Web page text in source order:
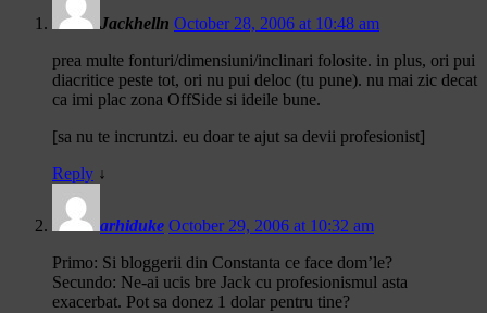
Jackhelln October 28, 2006 at 10:48 am
prea multe fonturi/dimensiuni/inclinari folosite. in plus, ori pui
diacritice peste tot, ori nu pui deloc (tu pune). nu mai zic decat
ca imi plac zona OffSide si ideile bune.
[sa nu te incruntzi. eu doar te ajut sa devii profesionist]
Reply ↓
arhiduke October 29, 2006 at 10:32 am
Primo: Si bloggerii din Constanta ce face dom’le?
Secundo: Ne-ai ucis bre Jack cu profesionismul asta
exacerbat. Pot sa donez 1 dolar pentru tine?